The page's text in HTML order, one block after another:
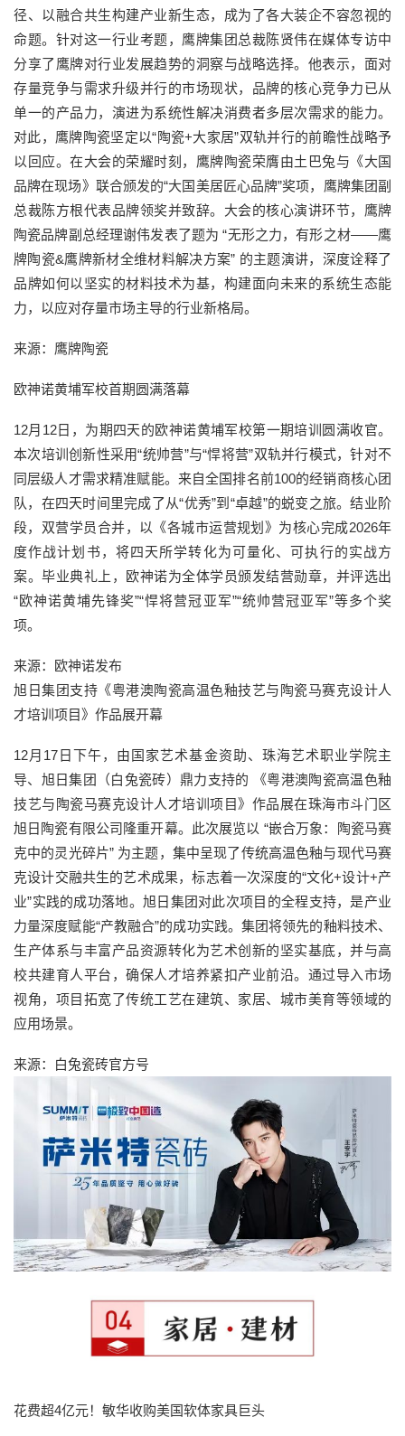
径、以融合共生构建产业新生态，成为了各大装企不容忽视的
命题。针对这一行业考题，鹰牌集团总裁陈贤伟在媒体专访中
分享了鹰牌对行业发展趋势的洞察与战略选择。他表示，面对
存量竞争与需求升级并行的市场现状，品牌的核心竞争力已从
单一的产品力，演进为系统性解决消费者多层次需求的能力。
对此，鹰牌陶瓷坚定以“陶瓷+大家居”双轨并行的前瞻性战略予
以回应。在大会的荣耀时刻，鹰牌陶瓷荣膺由土巴兔与《大国
品牌在现场》联合颁发的“大国美居匠心品牌”奖项，鹰牌集团副
总裁陈方根代表品牌领奖并致辞。大会的核心演讲环节，鹰牌
陶瓷品牌副总经理谢伟发表了题为 “无形之力，有形之材——鹰
牌陶瓷&鹰牌新材全维材料解决方案” 的主题演讲，深度诠释了
品牌如何以坚实的材料技术为基，构建面向未来的系统生态能
力，以应对存量市场主导的行业新格局。
来源：鹰牌陶瓷
欧神诺黄埔军校首期圆满落幕
12月12日，为期四天的欧神诺黄埔军校第一期培训圆满收官。
本次培训创新性采用“统帅营”与“悍将营”双轨并行模式，针对不
同层级人才需求精准赋能。来自全国排名前100的经销商核心团
队，在四天时间里完成了从“优秀”到“卓越”的蜕变之旅。结业阶
段，双营学员合并，以《各城市运营规划》为核心完成2026年
度作战计划书，将四天所学转化为可量化、可执行的实战方
案。毕业典礼上，欧神诺为全体学员颁发结营勋章，并评选出
“欧神诺黄埔先锋奖”“悍将营冠亚军”“统帅营冠亚军”等多个奖
项。
来源：欧神诺发布
旭日集团支持《粤港澳陶瓷高温色釉技艺与陶瓷马赛克设计人
才培训项目》作品展开幕
12月17日下午，由国家艺术基金资助、珠海艺术职业学院主
导、旭日集团（白兔瓷砖）鼎力支持的 《粤港澳陶瓷高温色釉
技艺与陶瓷马赛克设计人才培训项目》作品展在珠海市斗门区
旭日陶瓷有限公司隆重开幕。此次展览以 “嵌合万象：陶瓷马赛
克中的灵光碎片” 为主题，集中呈现了传统高温色釉与现代马赛
克设计交融共生的艺术成果，标志着一次深度的“文化+设计+产
业”实践的成功落地。旭日集团对此次项目的全程支持，是产业
力量深度赋能“产教融合”的成功实践。集团将领先的釉料技术、
生产体系与丰富产品资源转化为艺术创新的坚实基底，并与高
校共建育人平台，确保人才培养紧扣产业前沿。通过导入市场
视角，项目拓宽了传统工艺在建筑、家居、城市美育等领域的
应用场景。
来源：白兔瓷砖官方号
花费超4亿元！敏华收购美国软体家具巨头